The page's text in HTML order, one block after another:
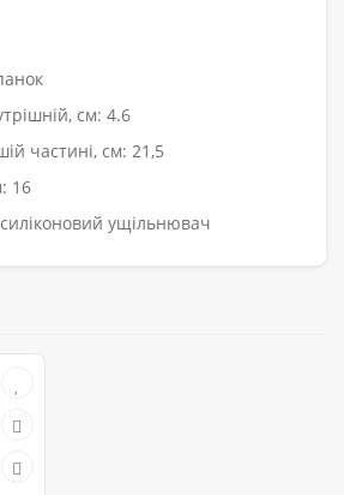
см: 4.6
частині, см: 21,5
16
ущільнювач